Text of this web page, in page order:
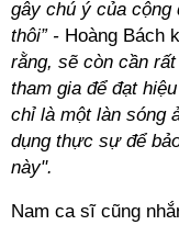
gây chú ý của cộng
thôi” - Hoàng Bách
rằng, sẽ còn cần
tham gia để đạt
chỉ là một làn sóng
dụng thực sự để
này".
Nam ca sĩ cũng